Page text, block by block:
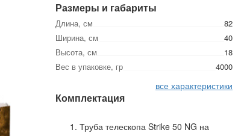
Размеры и габариты
Длина, см
82
Ширина, см
40
Высота, см
18
Вес в упаковке, гр
4000
все характеристики
Комплектация
Труба телескопа Strike 50 NG на